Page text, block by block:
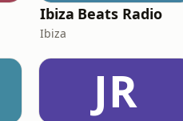
Ibiza Beats Radio
Ibiza
JR